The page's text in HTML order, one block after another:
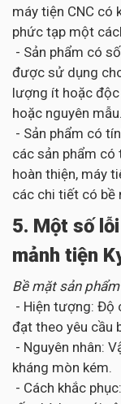
máy tiện CNC có
phức tạp một
- Sản phẩm có
được sử dụng
lượng ít hoặc
hoặc nguyên mẫu.
- Sản phẩm có
các sản phẩm có
hoàn thiện, máy
các chi tiết có bề
5. Một số
mảnh tiện
Bề mặt sản
- Hiện tượng: Độ
đạt theo yêu cầu
- Nguyên nhân:
kháng mòn kém.
- Cách khắc